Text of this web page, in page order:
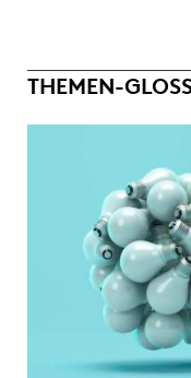
THEMEN-